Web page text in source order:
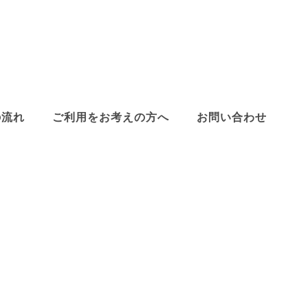
れ ご利用をお考えの方へ お問い合わせ